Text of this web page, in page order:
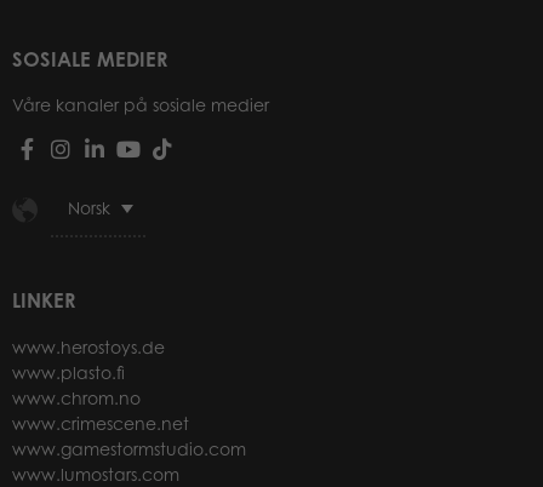
SOSIALE MEDIER
Våre kanaler på sosiale medier
Norsk
LINKER
www.herostoys.de
www.plasto.fi
www.chrom.no
www.crimescene.net
www.gamestormstudio.com
www.lumostars.com